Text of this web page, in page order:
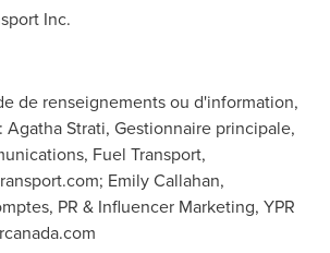
Inc.
de renseignements ou d'information,
Strati, Gestionnaire principale,
Fuel Transport,
; Emily Callahan,
PR & Influencer Marketing, YPR